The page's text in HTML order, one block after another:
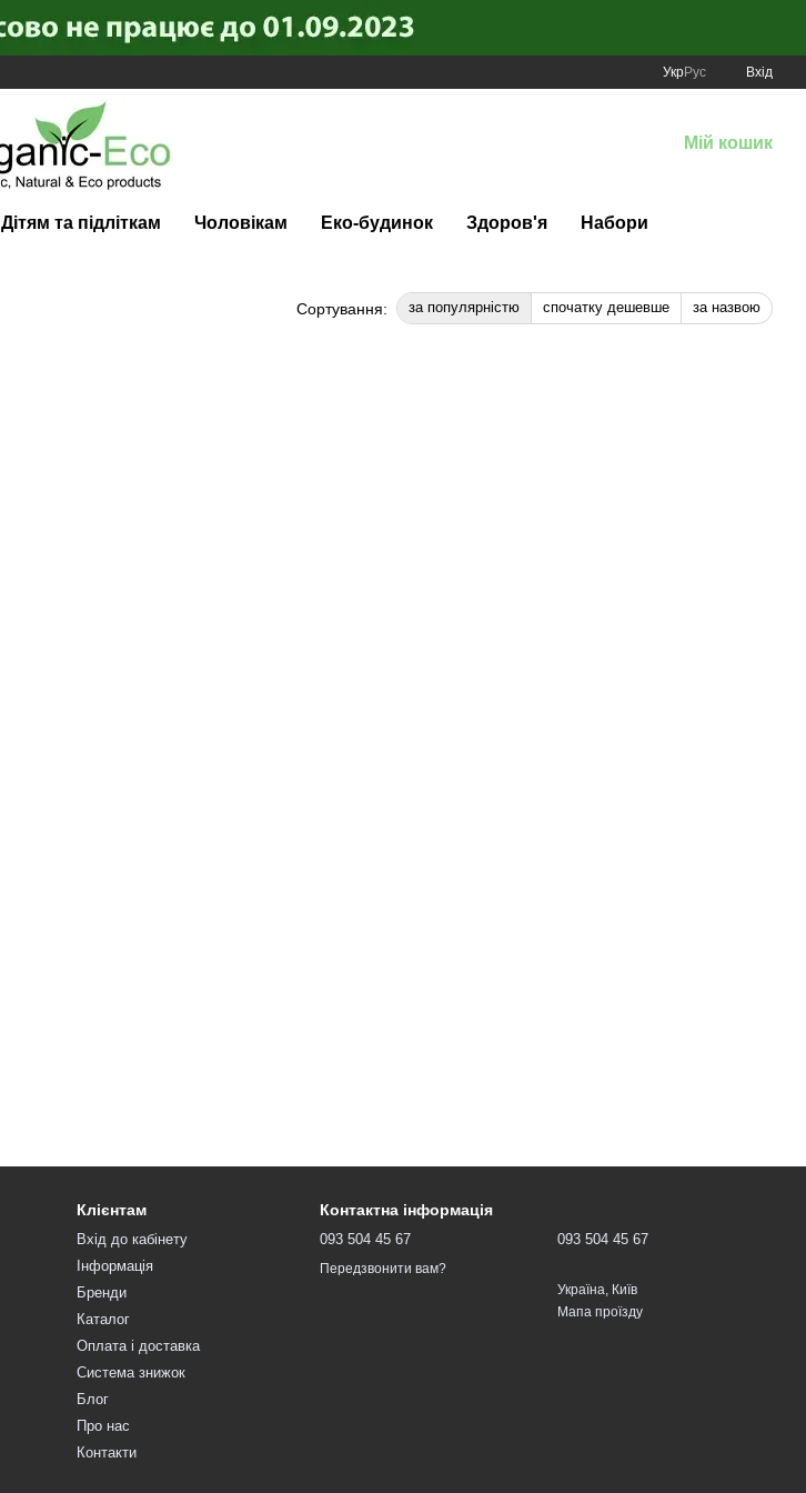
УкрРус Вхід
Мій кошик
Дітям та підліткам Чоловікам Еко-будинок Здоров'я Набори
Сортування: за популярністю спочатку дешевше за назвою
Клієнтам
Вхід до кабінету
Інформація
Бренди
Каталог
Оплата і доставка
Система знижок
Блог
Про нас
Контакти
Контактна інформація
093 504 45 67
Передзвонити вам?
093 504 45 67
Україна, Київ
Мапа проїзду